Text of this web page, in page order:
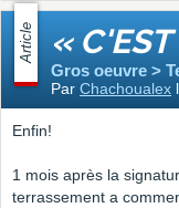
Article «
Gros oeuvre >
Par Chachoualex
Enfin!
1 mois après la
terrassement a